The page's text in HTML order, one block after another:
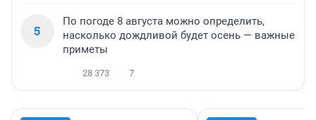
5
По погоде 8 августа можно определить,
насколько дождливой будет осень — важные
приметы
28 373 7